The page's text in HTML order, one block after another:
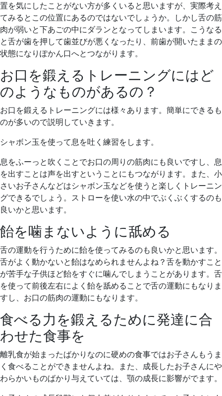
置を気にしたことがない方が多くいると思いますが、実際考え
てみるとこの位置にあるのではないでしょうか。しかし舌の筋
肉が弱いと下あごの中にダランとなってしまいます。こうなる
と舌が歯を押して歯並びが悪くなったり、前歯が開いたままの
状態になりぽかん口へとつながります。
お口を鍛えるトレーニングにはど
のようなものがあるの？
お口を鍛えるトレーニングには様々あります。簡単にできるも
のが多いので説明していきます。
シャボン玉を使って息を吐く練習をします。
息をふーっと吹くことでお口の周りの筋肉にも良いですし、息
を出すことは声を出すということにもつながります。また、小
さいお子さんなどはシャボン玉などを使うと楽しくトレーニン
グできるでしょう。ストローを使い水の中でぶくぶくするのも
良いかと思います。
飴を噛まないように舐める
舌の運動を行うために飴を使ってみるのも良いかと思います。
舌がよく動かないと飴はなめられませんよね？舌を動かすこと
が苦手な子供ほど飴をすぐに噛んでしまうことがあります。舌
を使って前後左右によく飴を舐めることで舌の運動にもなりま
すし、お口の筋肉の運動にもなります。
食べる力を鍛えるために発達に合
わせた食事を
離乳食が始まったばかりなのに硬めの食事ではお子さんもうま
く食べることができませんよね。また、成長したお子さんにや
わらかいものばかり与えていては、顎の成長に影響がでます。